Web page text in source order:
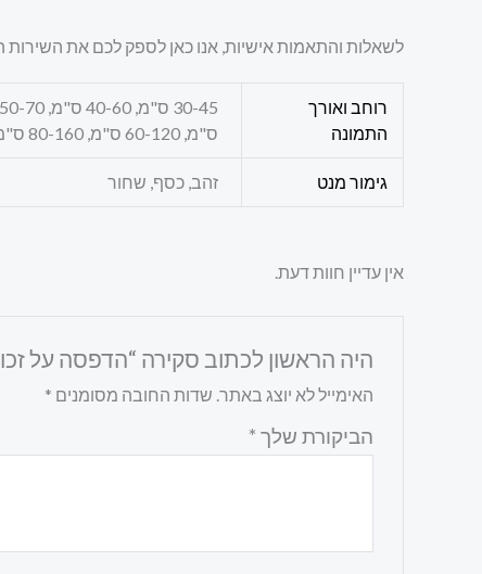
לשאלות והתאמות אישיות, אנו כאן לספק לכם את השירות
רוחב ואורך
התמונה
ס"מ, 60-120 ס"מ, 80-160 ס"מ, 100-200 ס"מ, 50-150 ס"מ, 60-180 ס"מ, 70-210 ס"מ, 80-240 ס"מ
גימור מנט זהב, כסף, שחור
אין עדיין חוות דעת.
היה הראשון לכתוב סקירה “הדפסה על
האימייל לא יוצג באתר. שדות החובה מסומנים *
הביקורת שלך *